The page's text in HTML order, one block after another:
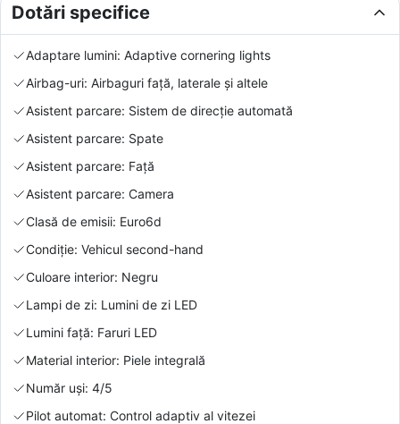
Dotări specifice
Adaptare lumini: Adaptive cornering lights
Airbag-uri: Airbaguri față, laterale și altele
Asistent parcare: Sistem de direcție automată
Asistent parcare: Spate
Asistent parcare: Față
Asistent parcare: Camera
Clasă de emisii: Euro6d
Condiție: Vehicul second-hand
Culoare interior: Negru
Lampi de zi: Lumini de zi LED
Lumini față: Faruri LED
Material interior: Piele integrală
Număr uși: 4/5
Pilot automat: Control adaptiv al vitezei